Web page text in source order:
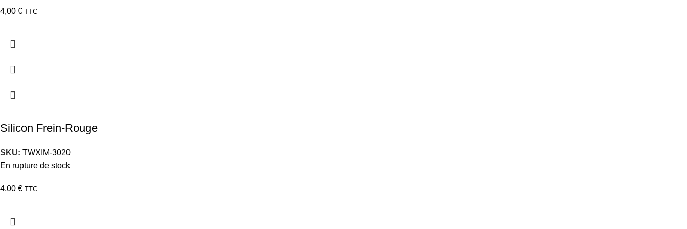
4,00 € TTC
Silicon Frein-Rouge
SKU: TWXIM-3020
En rupture de stock
4,00 € TTC